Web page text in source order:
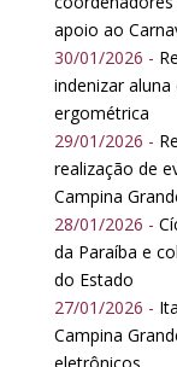
apoio ao
30/01/2026 -
indenizar
ergométrica
29/01/2026 -
realização de
Campina
28/01/2026 -
da Paraíba e
do Estado
27/01/2026 -
Campina